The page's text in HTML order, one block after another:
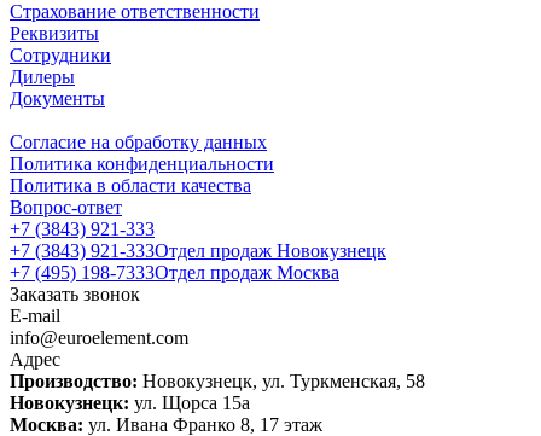
Страхование ответственности
Реквизиты
Сотрудники
Дилеры
Документы
Согласие на обработку данных
Политика конфиденциальности
Политика в области качества
Вопрос-ответ
+7 (3843) 921-333
+7 (3843) 921-333Отдел продаж Новокузнецк
+7 (495) 198-7333Отдел продаж Москва
Заказать звонок
E-mail
info@euroelement.com
Адрес
Производство: Новокузнецк, ул. Туркменская, 58
Новокузнецк: ул. Щорса 15а
Москва: ул. Ивана Франко 8, 17 этаж